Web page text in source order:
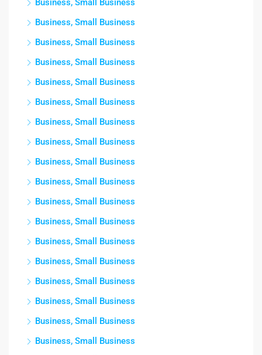
Business, Small Business
Business, Small Business
Business, Small Business
Business, Small Business
Business, Small Business
Business, Small Business
Business, Small Business
Business, Small Business
Business, Small Business
Business, Small Business
Business, Small Business
Business, Small Business
Business, Small Business
Business, Small Business
Business, Small Business
Business, Small Business
Business, Small Business
Business, Small Business